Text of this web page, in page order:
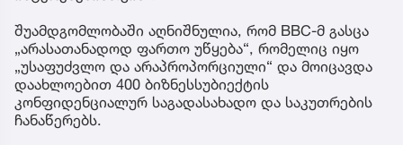
შუამდგომლობაში აღნიშნულია, რომ BBC-მ გასცა
„არასათანადოდ ფართო უწყება“, რომელიც იყო
„უსაფუძვლო და არაპროპორციული“ და მოიცავდა
დაახლოებით 400 ბიზნესსუბიექტის
კონფიდენციალურ საგადასახადო და საკუთრების
ჩანაწერებს.